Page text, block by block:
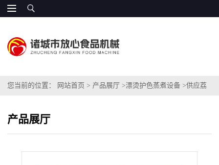
您当前的位置： 网站首页 > 产品展厅 >漂烫护色蒸煮设备 >供应荔
产品展厅